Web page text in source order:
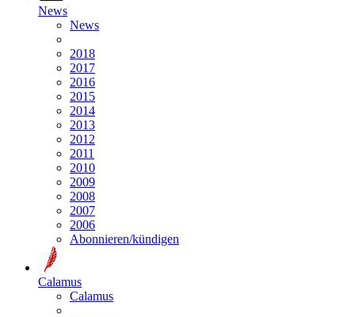
News
News
2018
2017
2016
2015
2014
2013
2012
2011
2010
2009
2008
2007
2006
Abonnieren/kündigen
Calamus
Calamus